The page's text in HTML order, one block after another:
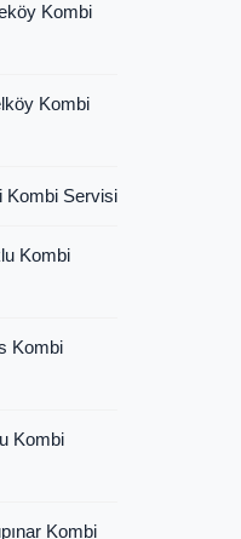
Kombi
Kombi
Kombi Servisi
Kombi
Kombi
Kombi
Kombi